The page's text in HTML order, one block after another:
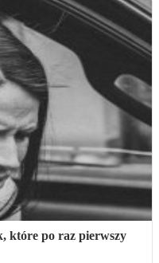
które po raz pierwszy